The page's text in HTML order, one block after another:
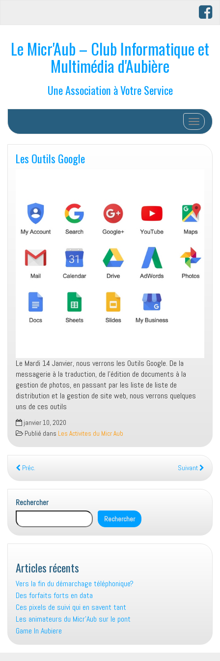
Le Micr'Aub – Club Informatique et
Multimédia d'Aubière
Une Association à Votre Service
Afficher/
Les Outils Google
Le Mardi 14 Janvier, nous verrons les Outils Google. De la
messagerie à la traduction, de l’édition de documents à la
gestion de photos, en passant par les liste de liste de
distribution et la gestion de site web, nous verrons quelques
uns de ces outils
janvier 10, 2020
Publié dans Les Activites du Micr Aub
Préc. Suivant
Rechercher
Rechercher
Articles récents
Vers la fin du démarchage téléphonique?
Des forfaits forts en data
Ces pixels de suivi qui en savent tant
Les animateurs du Micr’Aub sur le pont
Game In Aubiere